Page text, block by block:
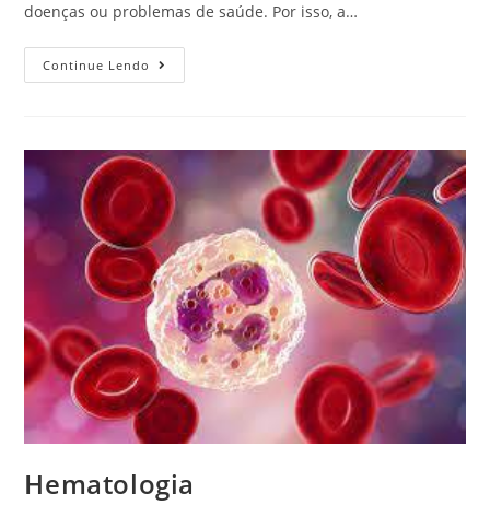
doenças ou problemas de saúde. Por isso, a…
Continue Lendo
Hematologia